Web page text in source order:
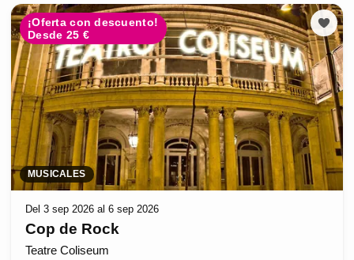
¡Oferta con descuento!
Desde 25 €
MUSICALES
Del 3 sep 2026 al 6 sep 2026
Cop de Rock
Teatre Coliseum